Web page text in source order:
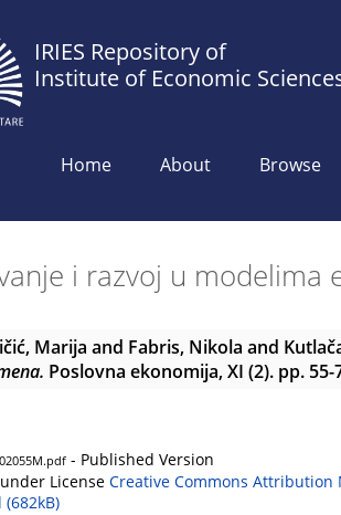
IRIES Repository of
Institute of Economic
Home About Browse
i razvoj u
Marija and Fabris, Nikola and
Poslovna ekonomija, XI (2). pp. 55-
- Published Version
License Creative Commons Attribution